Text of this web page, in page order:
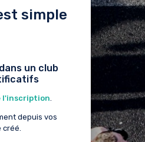
simple
un club
l'inscription.
depuis vos
créé.